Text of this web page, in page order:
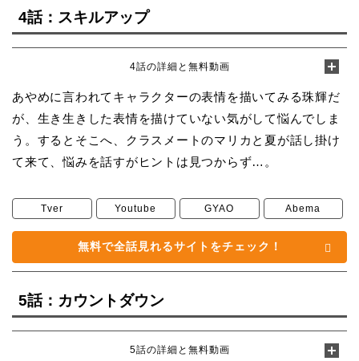
4話：スキルアップ
4話の詳細と無料動画
あやめに言われてキャラクターの表情を描いてみる珠輝だ
が、生き生きした表情を描けていない気がして悩んでしま
う。するとそこへ、クラスメートのマリカと夏が話し掛け
て来て、悩みを話すがヒントは見つからず…。
Tver Youtube GYAO Abema
無料で全話見れるサイトをチェック！
5話：カウントダウン
5話の詳細と無料動画